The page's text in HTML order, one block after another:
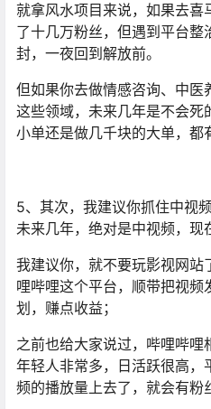
就拿风水项目来说，如果去喜
了十几万粉丝，但遇到平台
封，一夜回到解放前。
但如果你去做情感咨询、中医
这些领域，未来几年是不会死
小单还是做几千块的大单，都
5、其次，我建议你抓住中视
未来几年，绝对是中视频，现
我建议你，就不要玩影视网站
哩哔哩这个平台，顺带把视
划，赚点收益；
之前也给大家说过，哔哩哔哩
年轻人非常多，日活跃很高，
频的播放量上去了，就会有粉